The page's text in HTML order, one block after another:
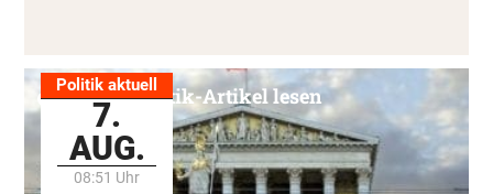
Politik aktuell
7.
AUG.
08:51 Uhr
Alle Politik-Artikel lesen